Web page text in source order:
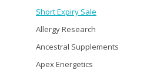
Short Expiry Sale
Allergy Research
Ancestral Supplements
Apex Energetics